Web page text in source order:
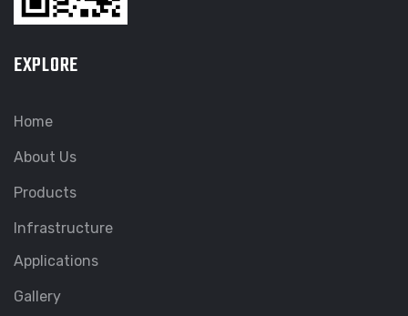
EXPLORE
Home
About Us
Products
Infrastructure
Applications
Gallery